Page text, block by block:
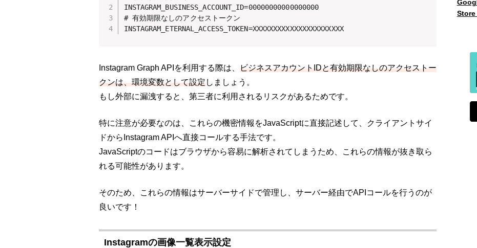
INSTAGRAM_BUSINESS_ACCOUNT_ID=00000000000000000
# 有効期限なしのアクセストークン
INSTAGRAM_ETERNAL_ACCESS_TOKEN=XXXXXXXXXXXXXXXXXXXXXX
Instagram Graph APIを利用する際は、 ビジネスアカウントIDと有効期限なしのアクセストー
クンは、環境変数として設定しましょう。
もし外部に漏洩すると、第三者に利用されるリスクがあるためです。
特に注意が必要なのは、これらの機密情報をJavaScriptに直接記述して、クライアントサイ
ドからInstagram APIへ直接コールする手法です。
JavaScriptのコードはブラウザから容易に解析されてしまうため、これらの情報が抜き取ら
れる可能性があります。
そのため、これらの情報はサーバーサイドで管理し、サーバー経由でAPIコールを行うのが
良いです！
Instagramの画像一覧表示設定
Store